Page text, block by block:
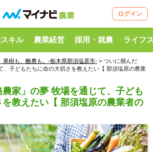
ログイン
キル 農業経営 採用・就農 ライフ
果樹も、酪農も。‐栃木県那須塩原市‐ > ついに掴んだ
、子どもたちに命の大切さを教えたい【 那須塩原の農業
家」の夢 牧場を通じて、子ども
教えたい【 那須塩原の農業者の